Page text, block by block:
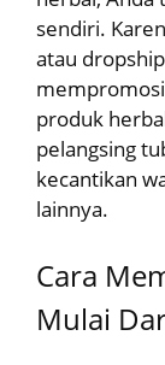
sendiri.
atau
produk
pelangsing
kecantikan
lainnya.
Cara
Mulai